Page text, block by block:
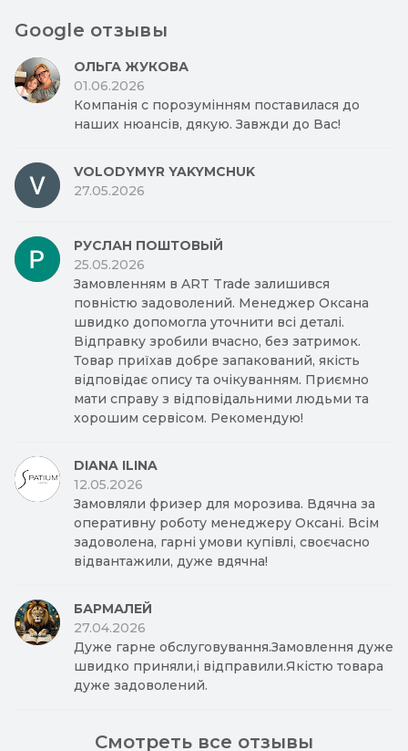
Google отзывы
ОЛЬГА ЖУКОВА
01.06.2026
Компанія с порозумінням поставилася до
наших нюансів, дякую. Завжди до Вас!
VOLODYMYR YAKYMCHUK
27.05.2026
РУСЛАН ПОШТОВЫЙ
25.05.2026
Замовленням в ART Trade залишився
повністю задоволений. Менеджер Оксана
швидко допомогла уточнити всі деталі.
Відправку зробили вчасно, без затримок.
Товар приїхав добре запакований, якість
відповідає опису та очікуванням. Приємно
мати справу з відповідальними людьми та
хорошим сервісом. Рекомендую!
DIANA ILINA
12.05.2026
Замовляли фризер для морозива. Вдячна за
оперативну роботу менеджеру Оксані. Всім
задоволена, гарні умови купівлі, своєчасно
відвантажили, дуже вдячна!
БАРМАЛЕЙ
27.04.2026
Дуже гарне обслуговування.Замовлення дуже
швидко приняли,і відправили.Якістю товара
дуже задоволений.
Смотреть все отзывы